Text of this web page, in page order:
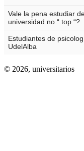
© 2026, universitarios